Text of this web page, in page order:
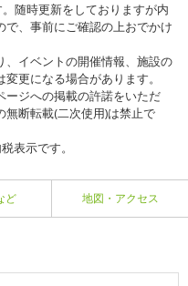
随時更新をしておりますが内
、事前にご確認の上おでかけ
イベントの開催情報、施設の
更になる場合があります。
ジへの掲載の許諾をいただ
無断転載(二次使用)は禁止で
表示です。
ど 地図・アクセス